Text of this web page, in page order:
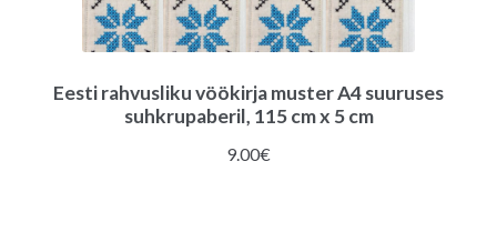
Eesti rahvusliku vöökirja muster A4 suuruses
suhkrupaberil, 115 cm x 5 cm
9.00€